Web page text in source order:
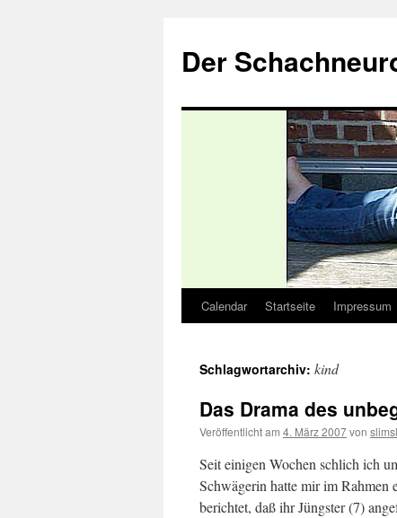
springen
Der
Calendar Startseite Impressum
Schlagwortarchiv: kind
Das Drama des
Veröffentlicht am 4. März 2007von
Seit einigen Wochen schlich ich
Schwägerin hatte mir im Rahmen
berichtet, daß ihr Jüngster (7)